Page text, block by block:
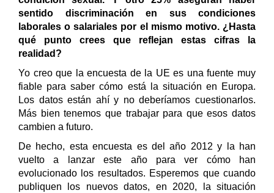
sentido discriminación en sus condiciones
laborales o salariales por el mismo motivo. ¿Hasta
qué punto crees que reflejan estas cifras la
realidad?
Yo creo que la encuesta de la UE es una fuente muy
fiable para saber cómo está la situación en Europa.
Los datos están ahí y no deberíamos cuestionarlos.
Más bien tenemos que trabajar para que esos datos
cambien a futuro.
De hecho, esta encuesta es del año 2012 y la han
vuelto a lanzar este año para ver cómo han
evolucionado los resultados. Esperemos que cuando
publiquen los nuevos datos, en 2020, la situación